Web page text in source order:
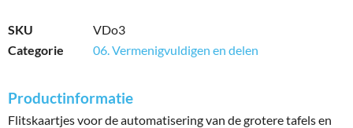
SKU
VDo3
Categorie
06. Vermenigvuldigen en delen
Productinformatie
Flitskaartjes voor de automatisering van de grotere tafels en